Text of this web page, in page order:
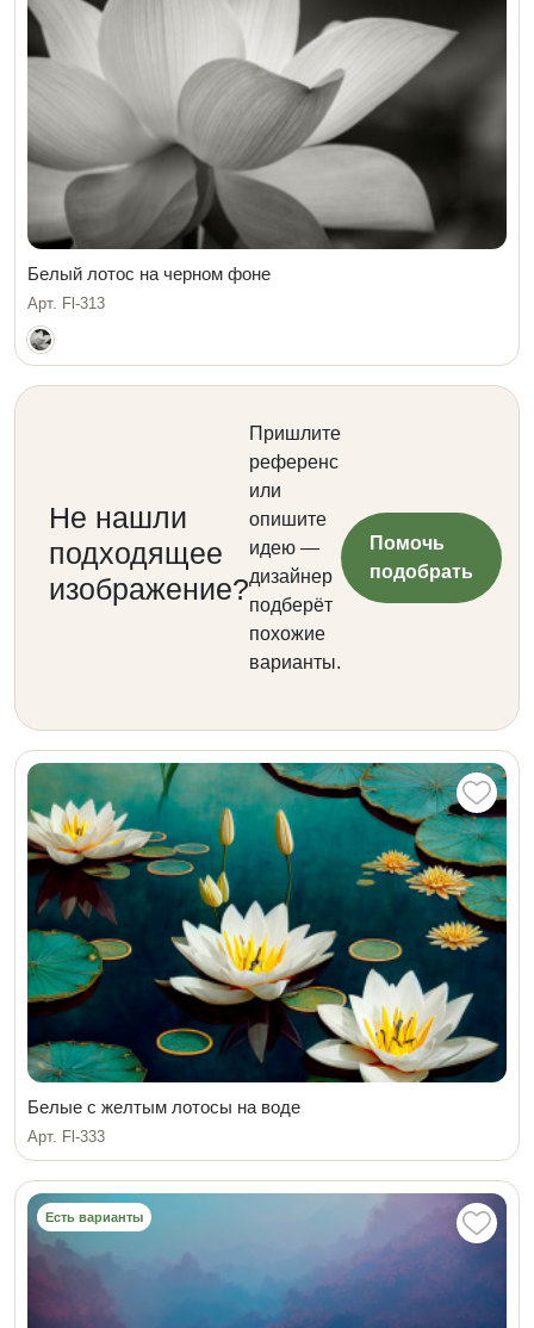
Белый лотос на черном фоне
Арт. Fl-313
Не нашли
подходящее
изображение?
Пришлите
референс
или
опишите
идею —
дизайнер
подберёт
похожие
варианты.
Помочь
подобрать
Белые с желтым лотосы на воде
Арт. Fl-333
Есть варианты